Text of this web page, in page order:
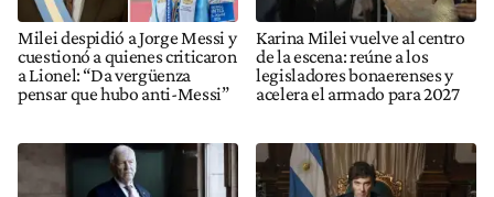
Milei despidió a Jorge Messi y
cuestionó a quienes criticaron
a Lionel: “Da vergüenza
pensar que hubo anti-Messi”
Karina Milei vuelve al centro
de la escena: reúne a los
legisladores bonaerenses y
acelera el armado para 2027